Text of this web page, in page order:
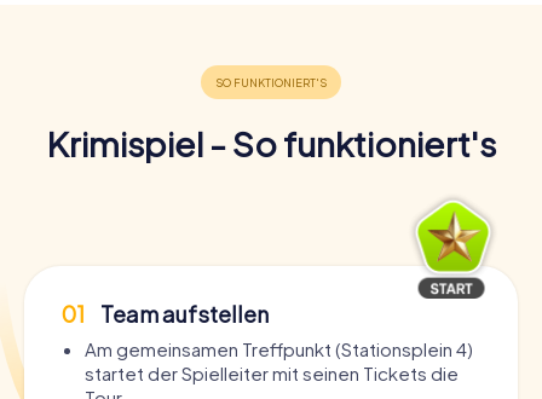
Krimispiel - So funktioniert's
01 Team aufstellen
Am gemeinsamen Treffpunkt (Stationsplein 4)
startet der Spielleiter mit seinen Tickets die